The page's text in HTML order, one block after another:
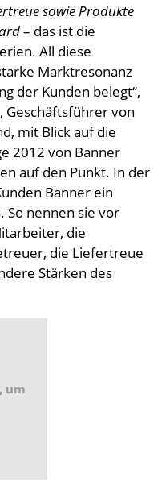
sowie Produkte
– das ist die
All diese
Marktresonanz
der Kunden belegt“,
, Geschäftsführer von
mit Blick auf die
2012 von Banner
auf den Punkt. In der
Banner ein
So nennen sie vor
die
die Liefertreue
Stärken des
um